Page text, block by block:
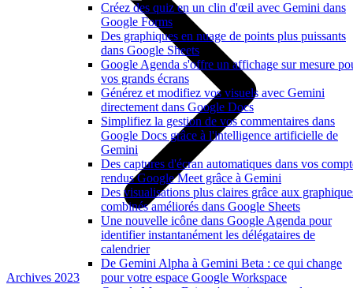
Créez des quiz en un clin d'œil avec Gemini dans
Google Forms
Des graphiques en nuage de points plus puissants
dans Google Sheets
Google Agenda s'offre un affichage sur mesure
vos grands écrans
Générez et modifiez vos visuels avec Gemini
directement dans Google Docs
Simplifiez la gestion de vos commentaires dans
Google Docs grâce à l'intelligence artificielle de
Gemini
Des captures d'écran automatiques dans vos
rendus Google Meet grâce à Gemini
Des visualisations plus claires grâce aux
combinés améliorés dans Google Sheets
Une nouvelle icône dans Google Agenda pour
identifier instantanément les délégataires de
calendrier
De Gemini Alpha à Gemini Beta : ce qui change
pour votre espace Google Workspace
Archives 2023